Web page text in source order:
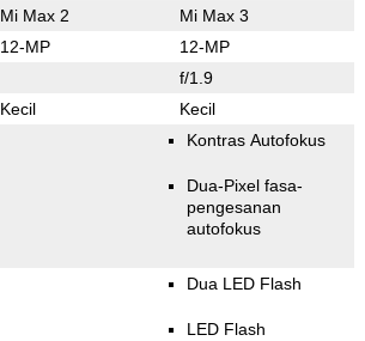
Mi Max 2 Mi Max 3
12-MP 12-MP
f/1.9
Kecil Kecil
Kontras Autofokus
Dua-Pixel fasa-
pengesanan
autofokus
Dua LED Flash
LED Flash